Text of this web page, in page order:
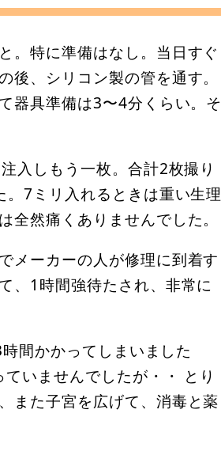
。特に準備はなし。当日すぐ
、シリコン製の管を通す。
器具準備は3〜4分くらい。そ
入しもう一枚。合計2枚撮り
7ミリ入れるときは重い生理
然痛くありませんでした。
メーカーの人が修理に到着す
、1時間強待たされ、非常に
間かかってしまいました
いませんでしたが・・ とり
また子宮を広げて、消毒と薬